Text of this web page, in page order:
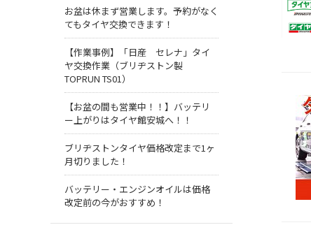
お盆は休まず営業します。予約がなく
てもタイヤ交換できます！
【作業事例】「日産 セレナ」タイ
ヤ交換作業（ブリヂストン製
TOPRUN TS01）
【お盆の間も営業中！！】バッテリ
ー上がりはタイヤ館安城へ！！
ブリヂストンタイヤ価格改定まで1ヶ
月切りました！
バッテリー・エンジンオイルは価格
改定前の今がおすすめ！